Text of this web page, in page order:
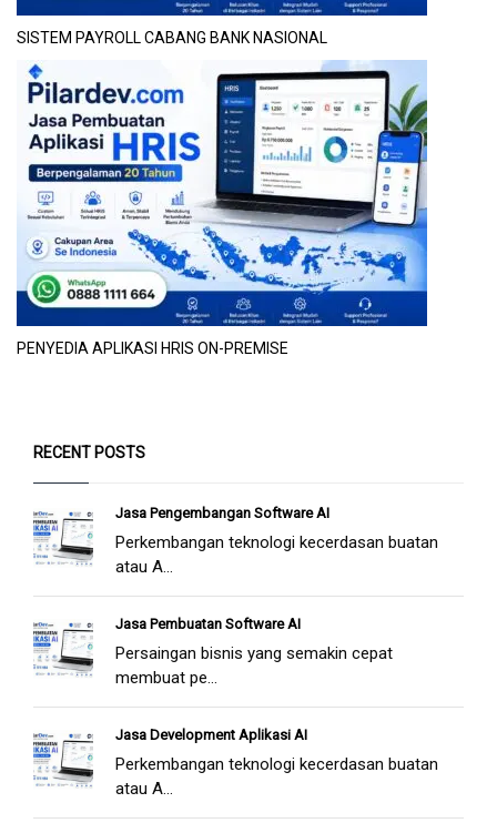
SISTEM PAYROLL CABANG BANK NASIONAL
PENYEDIA APLIKASI HRIS ON-PREMISE
RECENT POSTS
Jasa Pengembangan Software AI
Perkembangan teknologi kecerdasan buatan
atau A...
Jasa Pembuatan Software AI
Persaingan bisnis yang semakin cepat
membuat pe...
Jasa Development Aplikasi AI
Perkembangan teknologi kecerdasan buatan
atau A...